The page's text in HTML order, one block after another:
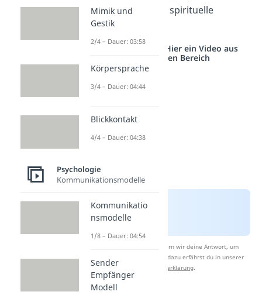
philosophische oder spirituelle
Ansichten.
Studyflix vernetzt: Hier ein Video aus
einem anderen Bereich
Nach Beantwortung speichern wir deine Antwort, um
Studyflix zu verbessern. Mehr dazu erfährst du in unserer
Datenschutzerklärung.
Mimik und
Gestik
2/4 – Dauer: 03:58
Körpersprache
3/4 – Dauer: 04:44
Blickkontakt
4/4 – Dauer: 04:38
Psychologie
Kommunikationsmodelle
Kommunikatio
nsmodelle
1/8 – Dauer: 04:54
Sender
Empfänger
Modell